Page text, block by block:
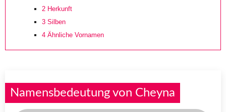
2 Herkunft
3 Silben
4 Ähnliche Vornamen
Namensbedeutung von Cheyna